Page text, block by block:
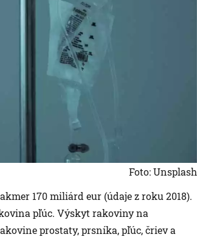
Foto: Unsplash
170 miliárd eur (údaje z roku 2018).
pľúc. Výskyt rakoviny na
prostaty, prsníka, pľúc, čriev a